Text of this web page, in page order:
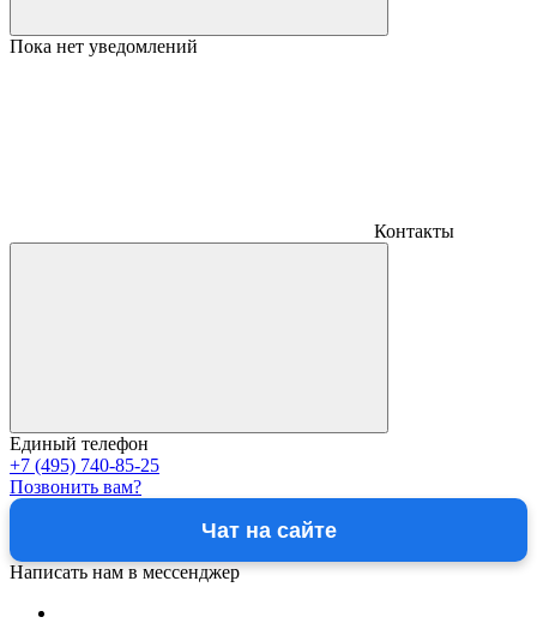
Пока нет уведомлений
Контакты
Единый телефон
+7 (495) 740-85-25
Позвонить вам?
Чат на сайте
Написать нам в мессенджер